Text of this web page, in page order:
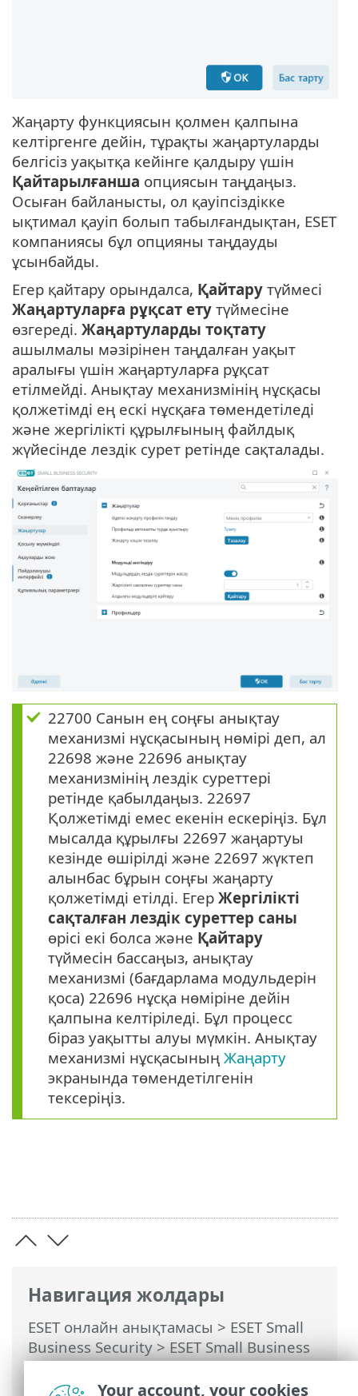
Навигация жолдары
ESET онлайн анықтамасы > ESET Small
Business Security>ESET Small Business
Security бағдарламасымен жұмыс істеу
Кеңейтілген орнату> Жаңартулар>
Жаңарту функциясын қолмен қалпына
келтіргенге дейін, тұрақты жаңартуларды
белгісіз уақытқа кейінге қалдыру үшін
Қайтарылғанша опциясын таңдаңыз.
Осыған байланысты, ол қауіпсіздікке
ықтимал қауіп болып табылғандықтан, ESET
компаниясы бұл опцияны таңдауды
ұсынбайды.
Егер қайтару орындалса, Қайтару түймесі
Жаңартуларға рұқсат ету түймесіне
өзгереді. Жаңартуларды тоқтату
ашылмалы мәзірінен таңдалған уақыт
аралығы үшін жаңартуларға рұқсат
етілмейді. Анықтау механизмінің нұсқасы
қолжетімді ең ескі нұсқаға төмендетіледі
және жергілікті құрылғының файлдық
жүйесінде лездік сурет ретінде сақталады.
22700 Санын ең соңғы анықтау
механизмі нұсқасының нөмірі деп, ал
22698 және 22696 анықтау
механизмінің лездік суреттері
ретінде қабылдаңыз. 22697
Қолжетімді емес екенін ескеріңіз. Бұл
мысалда құрылғы 22697 жаңартуы
кезінде өшірілді және 22697 жүктеп
алынбас бұрын соңғы жаңарту
қолжетімді етілді. Егер Жергілікті
сақталған лездік суреттер саны
өрісі екі болса және Қайтару
түймесін бассаңыз, анықтау
механизмі (бағдарлама модульдерін
қоса) 22696 нұсқа нөміріне дейін
қалпына келтіріледі. Бұл процесс
біраз уақытты алуы мүмкін. Анықтау
механизмі нұсқасының Жаңарту
экранында төмендетілгенін
тексеріңіз.
Your account, your cookies